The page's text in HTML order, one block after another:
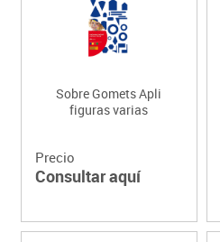
Sobre Gomets Apli
figuras varias
Precio
Consultar aquí